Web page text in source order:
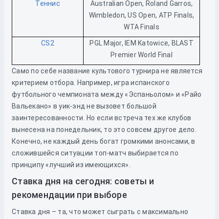
Теннис
Australian Open, Roland Garros,
Wimbledon, US Open, ATP Finals,
WTA Finals
CS2
PGL Major, IEM Katowice, BLAST
Premier World Final
Само по себе название культового турнира не является
критерием отбора. Например, игра испанского
футбольного чемпионата между «Эспаньолом» и «Райо
Вальекано» в уик-энд не вызовет большой
заинтересованности. Но если встреча тех же клубов
вынесена на понедельник, то это совсем другое дело.
Конечно, не каждый день богат громкими анонсами, в
сложившейся ситуации топ-матч выбирается по
принципу «лучший из имеющихся».
Ставка дня на сегодня: советы и
рекомендации при выборе
Ставка дня – та, что может сыграть с максимально